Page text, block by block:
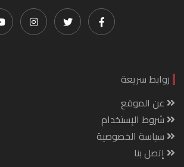
روابط سريعة
عن الموقع
شروط الإستخدام
سياسة الخصوصية
إتصل بنا